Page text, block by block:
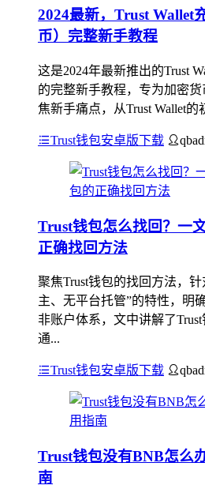
2024最新，Trust Wallet
币）完整新手教程
这是2024年最新推出的Trust
的完整新手教程，专为加密
焦新手痛点，从Trust Wallet的
Trust钱包安卓版下载
Trust钱包怎么找回？一
正确找回方法
聚焦Trust钱包的找回方法，
主、无平台托管”的特性，明
非账户体系，文中讲解了
通...
Trust钱包安卓版下载
Trust钱包没有BNB怎么
南